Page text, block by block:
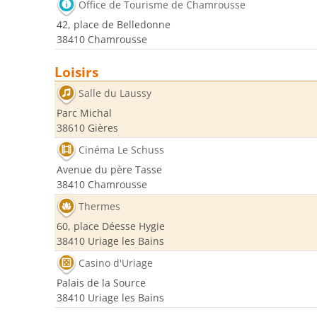
Office de Tourisme de Chamrousse
42, place de Belledonne
38410 Chamrousse
Loisirs
Salle du Laussy
Parc Michal
38610 Gières
Cinéma Le Schuss
Avenue du père Tasse
38410 Chamrousse
Thermes
60, place Déesse Hygie
38410 Uriage les Bains
Casino d'Uriage
Palais de la Source
38410 Uriage les Bains